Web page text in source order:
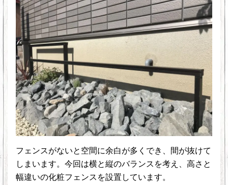
フェンスがないと空間に余白が多くでき、間が抜けて
しまいます。今回は横と縦のバランスを考え、高さと
幅違いの化粧フェンスを設置しています。